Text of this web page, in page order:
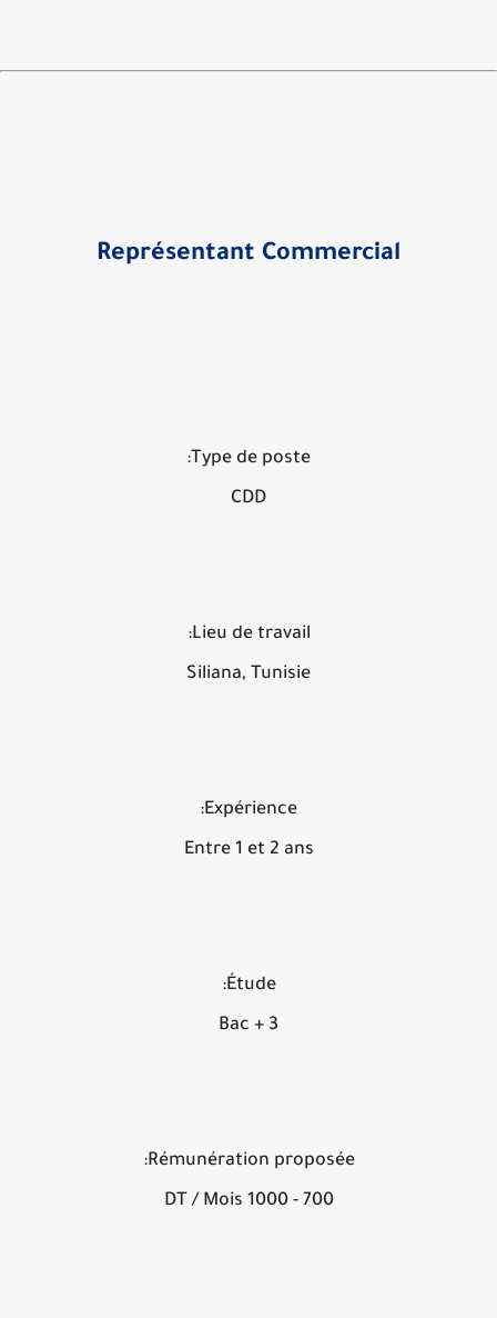
Représentant Commercial
Type de poste:
CDD
Lieu de travail:
Siliana, Tunisie
Expérience:
Entre 1 et 2 ans
Étude:
Bac + 3
Rémunération proposée:
700 - 1000 DT / Mois